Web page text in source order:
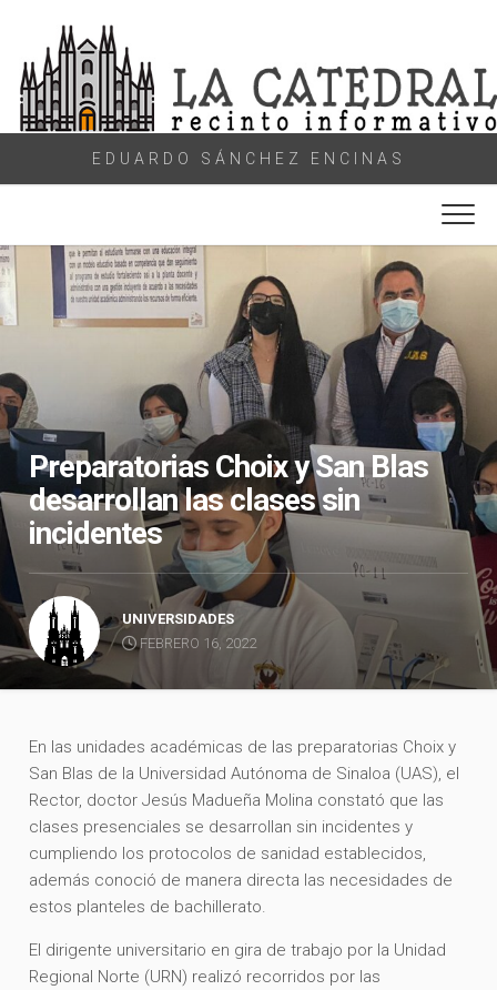
content
EDUARDO SÁNCHEZ ENCINAS
Preparatorias Choix y San Blas
desarrollan las clases sin
incidentes
UNIVERSIDADES
FEBRERO 16, 2022
En las unidades académicas de las preparatorias Choix y
San Blas de la Universidad Autónoma de Sinaloa (UAS), el
Rector, doctor Jesús Madueña Molina constató que las
clases presenciales se desarrollan sin incidentes y
cumpliendo los protocolos de sanidad establecidos,
además conoció de manera directa las necesidades de
estos planteles de bachillerato.
El dirigente universitario en gira de trabajo por la Unidad
Regional Norte (URN) realizó recorridos por las